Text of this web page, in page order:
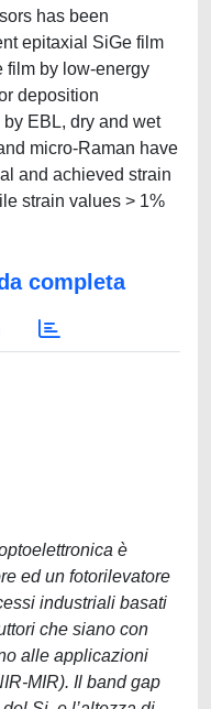
has been
epitaxial SiGe film
film by low-energy
deposition
EBL, dry and wet
micro-Raman have
and achieved strain
strain values > 1%
completa
è
ed un fotorilevatore
industriali basati
che siano con
alle applicazioni
MIR). Il band gap